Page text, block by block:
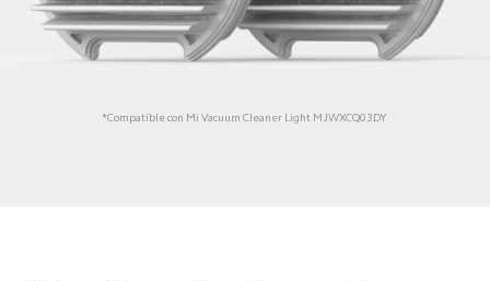
*Compatible con Mi Vacuum Cleaner Light MJWXCQ03DY